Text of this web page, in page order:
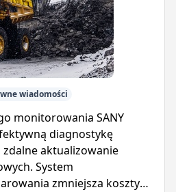
wiadomości
monitorowania SANY
diagnostykę
aktualizowanie
System
zmniejsza koszty